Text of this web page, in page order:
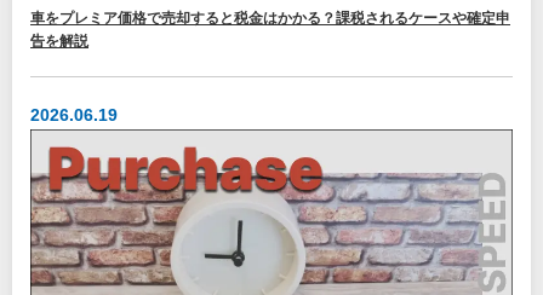
車をプレミア価格で売却すると税金はかかる？課税されるケースや確定申
告を解説
2026.06.19